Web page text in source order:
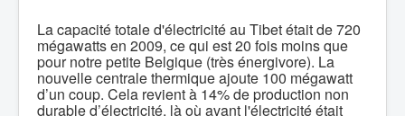
La capacité totale d'électricité au Tibet était de 720
mégawatts en 2009, ce qui est 20 fois moins que
pour notre petite Belgique (très énergivore). La
nouvelle centrale thermique ajoute 100 mégawatt
d’un coup. Cela revient à 14% de production non
durable d’électricité, là où avant l'électricité était